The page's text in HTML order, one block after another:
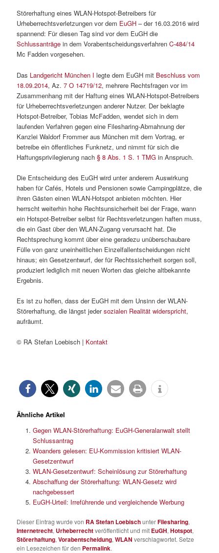
Störerhaftung eines WLAN-Hotspot-Betreibers für
Urheberrechtsverletzungen vor dem EuGH – der 16.03.2016 wird
spannend: Für diesen Tag sind vor dem EuGH die
Schlussanträge in dem VorabentscheidungsverfahrenC-484/14
Mc Fadden vorgesehen.
Das Landgericht München I legte dem EuGH mit Beschluss vom
18.09.2014, Az.7 O 14719/12, mehrere Rechtsfragen vor im
Zusammenhang mit der Haftung eines WLAN-Hotspot-Betreibers
für Urheberrechtsverletzungen anderer Nutzer. Der beklagte
Hotspot-Betreiber, Tobias McFadden, wendet sich in dem
laufenden Verfahren gegen eine Filesharing-Abmahnung der
Kanzlei Waldorf Frommer aus München mit dem Vortrag, er
betreibe ein öffentliches Funknetz, und nimmt für sich die
Haftungsprivilegierung nach§ 8 Abs. 1 S. 1 TMG in Anspruch.
Die Entscheidung des EuGH wird unter anderem Auswirkung
haben für Cafés, Hotels und Pensionen sowie Campingplätze, die
ihren Gästen einen WLAN-Hotspot anbieten möchten. Hier
herrscht weiterhin hohe Rechtsunsicherheit bei der Frage, wann
ein Hotspot-Betreiber selbst für Rechtsverletzungen haften muss,
die ein Gast über den WLAN-Zugang verursacht hat. Die
Rechtsprechung kommt über eine geradezu unüberschaubare
Fülle von ganz uneinheitlichen Einzelfallentscheidungen nicht
hinaus; ein Gesetzentwurf, der für Rechtssicherheit sorgen soll,
produziert lediglich mit neuen Worten das gleiche altbekannte
Ergebnis.
Es ist zu hoffen, dass der EuGH mit dem Unsinn der WLAN-
Störerhaftung, die längst jedersozialen Realität widerspricht,
aufräumt.
© RA Stefan Loebisch | Kontakt
Ähnliche Artikel
Gegen WLAN-Störerhaftung: EuGH-Generalanwalt stellt
Schlussantrag
Woanders gelesen: EU-Kommission kritisiert WLAN-
Gesetzentwurf
WLAN-Gesetzentwurf: Scheinlösung zur Störerhaftung
Abschaffung der Störerhaftung: WLAN-Gesetz wird
nachgebessert
EuGH-Urteil: Irreführende und vergleichende Werbung
Dieser Eintrag wurde von RA Stefan LoebischunterFilesharing,
Internetrecht, Urheberrechtveröffentlicht und mit EuGH,Hotspot,
Störerhaftung,Vorabentscheidung,WLAN verschlagwortet. Setze
ein Lesezeichen für den Permalink.